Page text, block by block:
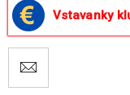
Vstavanky